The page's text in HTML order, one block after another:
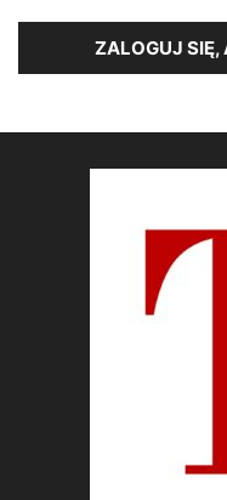
ZALOGUJ SIĘ,